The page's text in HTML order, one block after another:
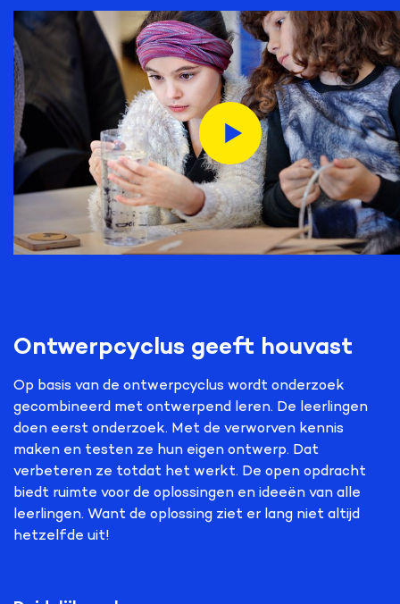
Ontwerpcyclus geeft houvast
Op basis van de ontwerpcyclus wordt onderzoek
gecombineerd met ontwerpend leren. De leerlingen
doen eerst onderzoek. Met de verworven kennis
maken en testen ze hun eigen ontwerp. Dat
verbeteren ze totdat het werkt. De open opdracht
biedt ruimte voor de oplossingen en ideeën van alle
leerlingen. Want de oplossing ziet er lang niet altijd
hetzelfde uit!